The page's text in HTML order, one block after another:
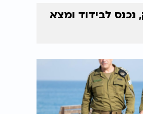
לבידוד ומצא